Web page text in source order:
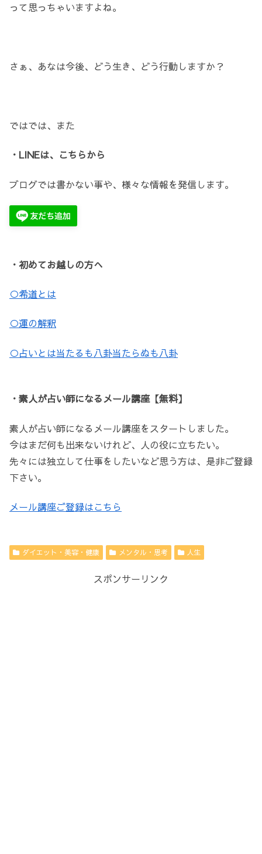
って思っちゃいますよね。
さぁ、あなは今後、どう生き、どう行動しますか？
ではでは、また
・LINEは、こちらから
ブログでは書かない事や、様々な情報を発信します。
・初めてお越しの方へ
○希道とは
○運の解釈
○占いとは当たるも八卦当たらぬも八卦
・素人が占い師になるメール講座【無料】
素人が占い師になるメール講座をスタートしました。
今はまだ何も出来ないけれど、人の役に立ちたい。
先々には独立して仕事をしたいなど思う方は、是非ご登録
下さい。
メール講座ご登録はこちら
ダイエット・美容・健康 メンタル・思考 人生
スポンサーリンク